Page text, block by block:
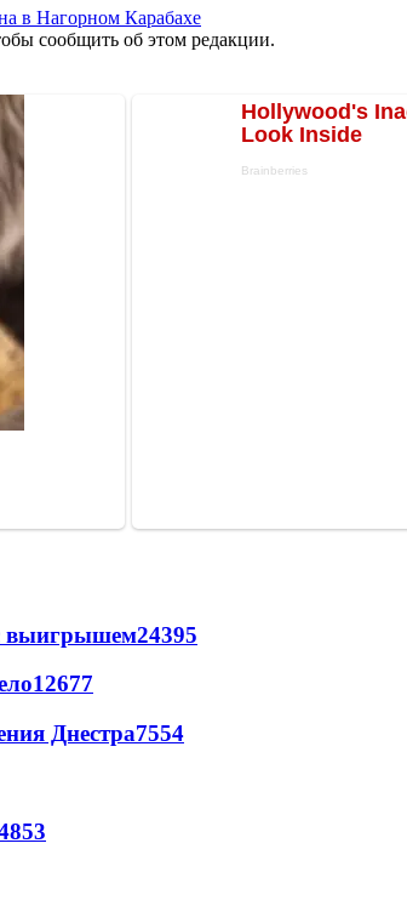
в Нагорном Карабахе
сообщить об этом редакции.
выигрышем24395
12677
Днестра7554